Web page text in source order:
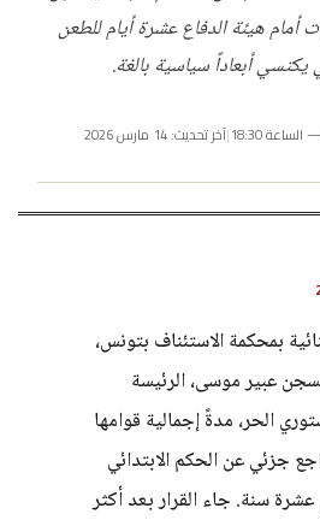
أمام هيئة الدفاع عشرة أيام للطعن
أبعاداً سياسية بالغة.
|آخر تحديث: 14 مارس 2026
بمحكمة الاستئناف بتونس،
عبير موسى، الرئيسة
الحر، مدةً إجمالية قوامها
جزئي عن الحكم الابتدائي
سنة. جاء القرار بعد أكثر